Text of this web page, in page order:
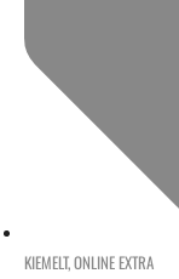
KIEMELT,ONLINE EXTRA